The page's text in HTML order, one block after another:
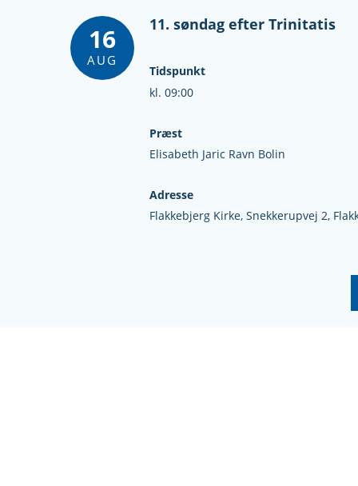
16
AUG
11. søndag efter Trinitatis
Tidspunkt
kl. 09:00
Præst
Elisabeth Jaric Ravn Bolin
Adresse
Flakkebjerg Kirke,Snekkerupvej 2,